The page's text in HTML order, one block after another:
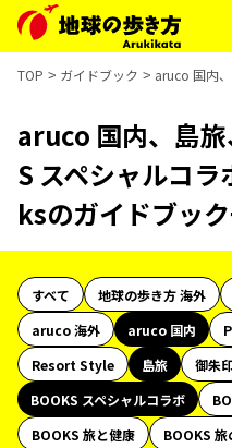
TOP ガイドブック aruco 国内
aruco 国内、島
S スペシャルコ
ksのガイドブッ
すべて 地球の歩き方 海外
aruco 海外
aruco 国内
Resort Style
島旅 御朱
BOOKS スペシャルコラボ
BOOKS 旅と健康
BOOKS 旅